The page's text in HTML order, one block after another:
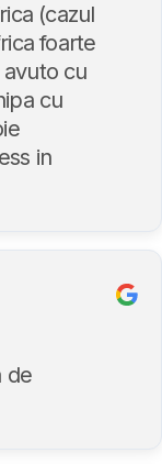
(cazul
foarte
cu
cu
in
de